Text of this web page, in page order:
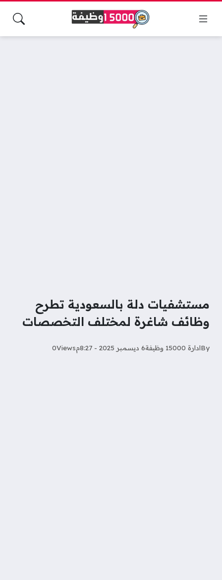
مستشفيات دلة بالسعودية تطرح
وظائف شاغرة لمختلف التخصصات
Byادارة 15000 وظيفة 6 ديسمبر 2025 - 8:27م Views
0